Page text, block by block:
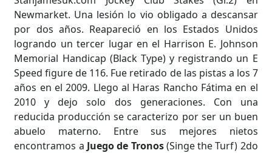
Newmarket. Una lesión lo vio obligado a descansar
por dos años. Reapareció en los Estados Unidos
logrando un tercer lugar en el Harrison E. Johnson
Memorial Handicap (Black Type) y registrando un E
Speed figure de 116. Fue retirado de las pistas a los 7
años en el 2009. Llego al Haras Rancho Fátima en el
2010 y dejo solo dos generaciones. Con una
reducida producción se caracterizo por ser un buen
abuelo materno. Entre sus mejores nietos
encontramos a Juego de Tronos(Singe the Turf) 2do